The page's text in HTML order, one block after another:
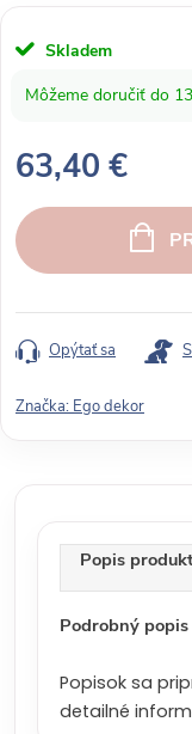
Skladem
63,40 €
e
d
o
t
o
Opýtať sa
Značka: Ego dekor
Popis
Podrobný popis
Popisok sa
detailné